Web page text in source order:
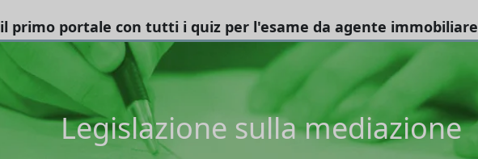
il primo portale con tutti i quiz per l'esame da agente immobiliare
Legislazione sulla mediazione